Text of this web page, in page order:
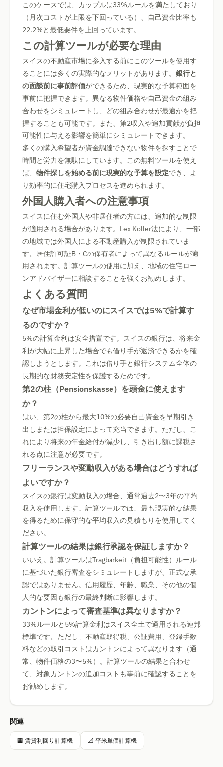
このケースでは、カップルは33%ルールを満たしており
（月次コストが上限を下回っている）、自己資金比率も
22.2%と最低要件を上回っています。
この計算ツールが必要な理由
スイスの不動産市場に参入する前にこのツールを使用す
ることには多くの実際的なメリットがあります。 銀行と
の面談前に事前評価ができるため、現実的な予算範囲を
事前に把握できます。異なる物件価格や自己資金の組み
合わせをシミュレートし、どの組み合わせが最適かを把
握することも可能です。また、第2収入や追加貢献が負担
可能性に与える影響を簡単にシミュレートできます。
多くの購入希望者が資金調達できない物件を探すことで
時間と労力を無駄にしています。この無料ツールを使え
ば、 物件探しを始める前に現実的な予算を設定でき、よ
り効率的に住宅購入プロセスを進められます。
外国人購入者への注意事項
スイスに住む外国人や非居住者の方には、追加的な制限
が適用される場合があります。Lex Koller法により、一部
の地域では外国人による不動産購入が制限されていま
す。居住許可証B・Cの保有者によって異なるルールが適
用されます。計算ツールの使用に加え、地域の住宅ロー
ンアドバイザーに相談することを強くお勧めします。
よくある質問
なぜ市場金利が低いのにスイスでは5%で計算す
るのですか？
5%の計算金利は安全措置です。スイスの銀行は、将来金
利が大幅に上昇した場合でも借り手が返済できるかを確
認しようとします。これは借り手と銀行システム全体の
長期的な財務安定性を保護するためです。
第2の柱（Pensionskasse）を頭金に使えます
か？
はい、第2の柱から最大10%の必要自己資金を早期引き
出しまたは担保設定によって充当できます。ただし、こ
れにより将来の年金給付が減少し、引き出し額に課税さ
れる点に注意が必要です。
フリーランスや変動収入がある場合はどうすれば
よいですか？
スイスの銀行は変動収入の場合、通常過去2〜3年の平均
収入を使用します。計算ツールでは、最も現実的な結果
を得るために保守的な平均収入の見積もりを使用してく
ださい。
計算ツールの結果は銀行承認を保証しますか？
いいえ。計算ツールはTragbarkeit（負担可能性）ルール
に基づいた銀行審査をシミュレートしますが、正式な承
認ではありません。信用履歴、年齢、職業、その他の個
人的な要因も銀行の最終判断に影響します。
カントンによって審査基準は異なりますか？
33%ルールと5%計算金利はスイス全土で適用される連邦
標準です。ただし、不動産取得税、公証費用、登録手数
料などの取引コストはカントンによって異なります（通
常、物件価格の3〜5%）。計算ツールの結果と合わせ
て、対象カントンの追加コストも事前に確認することを
お勧めします。
関連
🏢 賃貸利回り計算機 📐 平米単価計算機